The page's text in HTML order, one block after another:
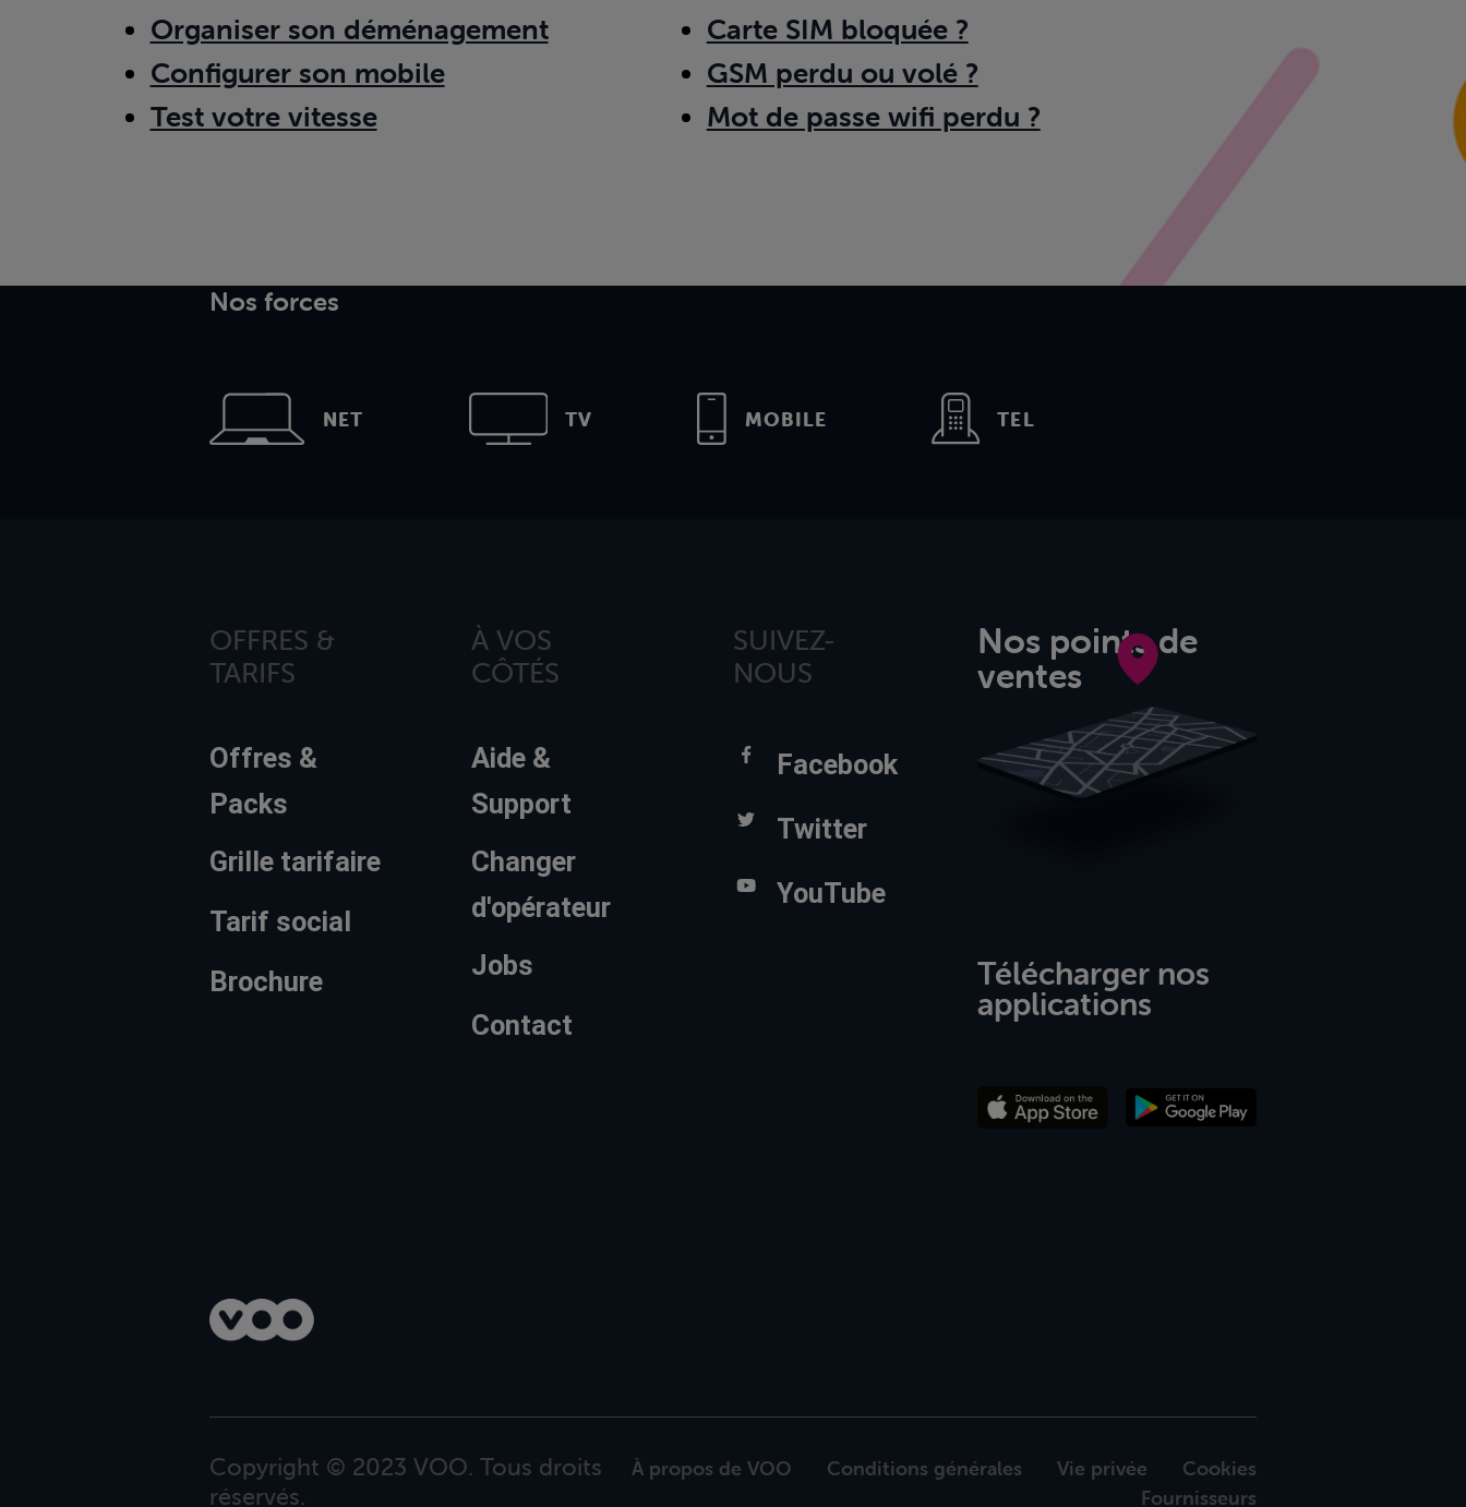
Organiser son déménagement
Configurer son mobile
Test votre vitesse
Carte SIM bloquée ?
GSM perdu ou volé ?
Mot de passe wifi perdu ?
Nos forces
NET TV MOBILE TEL
OFFRES &
TARIFS
Offres &
Packs
Grille tarifaire
Tarif social
Brochure
À VOS
CÔTÉS
Aide &
Support
Changer
d'opérateur
Jobs
Contact
SUIVEZ-
NOUS
Facebook
Twitter
YouTube
Nos points de
ventes
Télécharger nos
applications
Copyright © 2023 VOO. Tous droits
réservés.
À propos de VOO Conditions générales Vie privée
Cookies
Fournisseurs